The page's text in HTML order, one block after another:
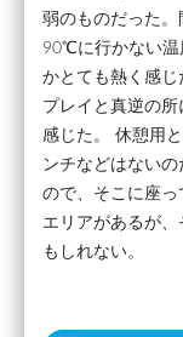
弱のものだった。
90℃に行かない温
かとても熱く感
プレイと真逆の所
感じた。 休憩用
ンチなどはない
ので、そこに座
エリアがあるが
もしれない。